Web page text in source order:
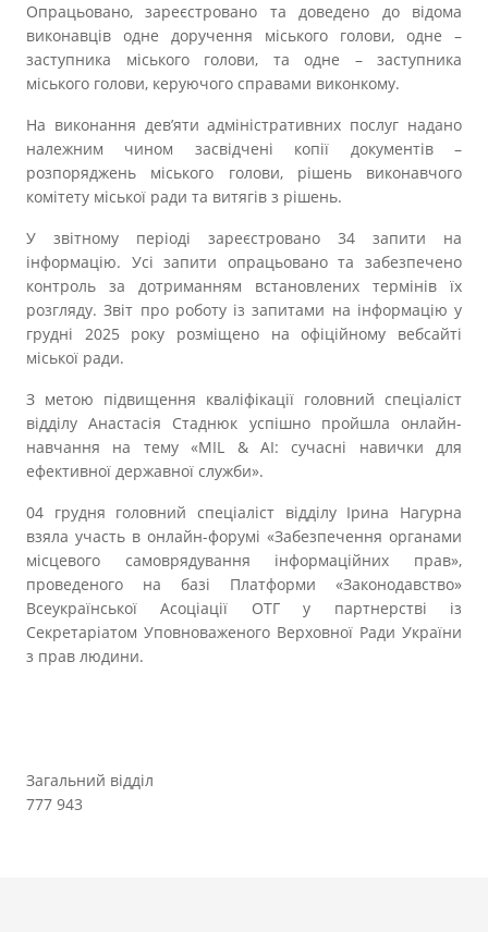
Опрацьовано, зареєстровано та доведено до відома
виконавців одне доручення міського голови, одне –
заступника міського голови, та одне – заступника
міського голови, керуючого справами виконкому.
На виконання дев’яти адміністративних послуг надано
належним чином засвідчені копії документів –
розпоряджень міського голови, рішень виконавчого
комітету міської ради та витягів з рішень.
У звітному періоді зареєстровано 34 запити на
інформацію. Усі запити опрацьовано та забезпечено
контроль за дотриманням встановлених термінів їх
розгляду. Звіт про роботу із запитами на інформацію у
грудні 2025 року розміщено на офіційному вебсайті
міської ради.
З метою підвищення кваліфікації головний спеціаліст
відділу Анастасія Стаднюк успішно пройшла онлайн-
навчання на тему «MIL & AI: сучасні навички для
ефективної державної служби».
04 грудня головний спеціаліст відділу Ірина Нагурна
взяла участь в онлайн-форумі «Забезпечення органами
місцевого самоврядування інформаційних прав»,
проведеного на базі Платформи «Законодавство»
Всеукраїнської Асоціації ОТГ у партнерстві із
Секретаріатом Уповноваженого Верховної Ради України
з прав людини.
Загальний відділ
777 943